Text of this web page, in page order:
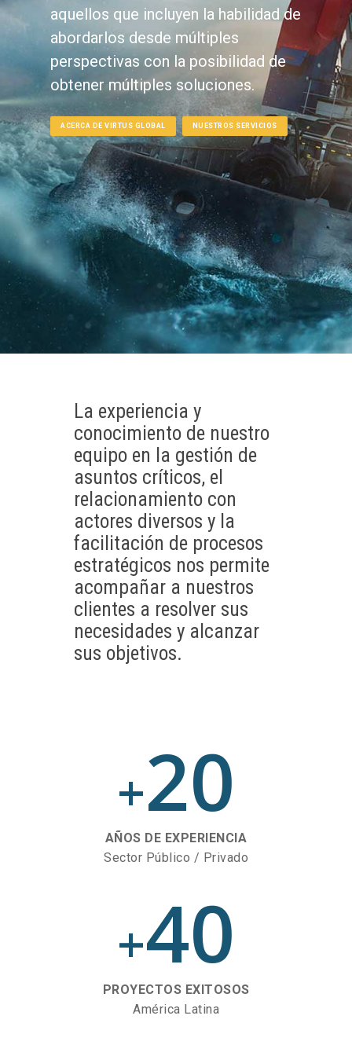
aquellos que incluyen la habilidad de
abordarlos desde múltiples
perspectivas con la posibilidad de
obtener múltiples soluciones.
ACERCA DE VIRTUS GLOBAL NUESTROS SERVICIOS
La experiencia y
conocimiento de nuestro
equipo en la gestión de
asuntos críticos, el
relacionamiento con
actores diversos y la
facilitación de procesos
estratégicos nos permite
acompañar a nuestros
clientes a resolver sus
necesidades y alcanzar
sus objetivos.
+20
AÑOS DE EXPERIENCIA
Sector Público / Privado
+40
PROYECTOS EXITOSOS
América Latina